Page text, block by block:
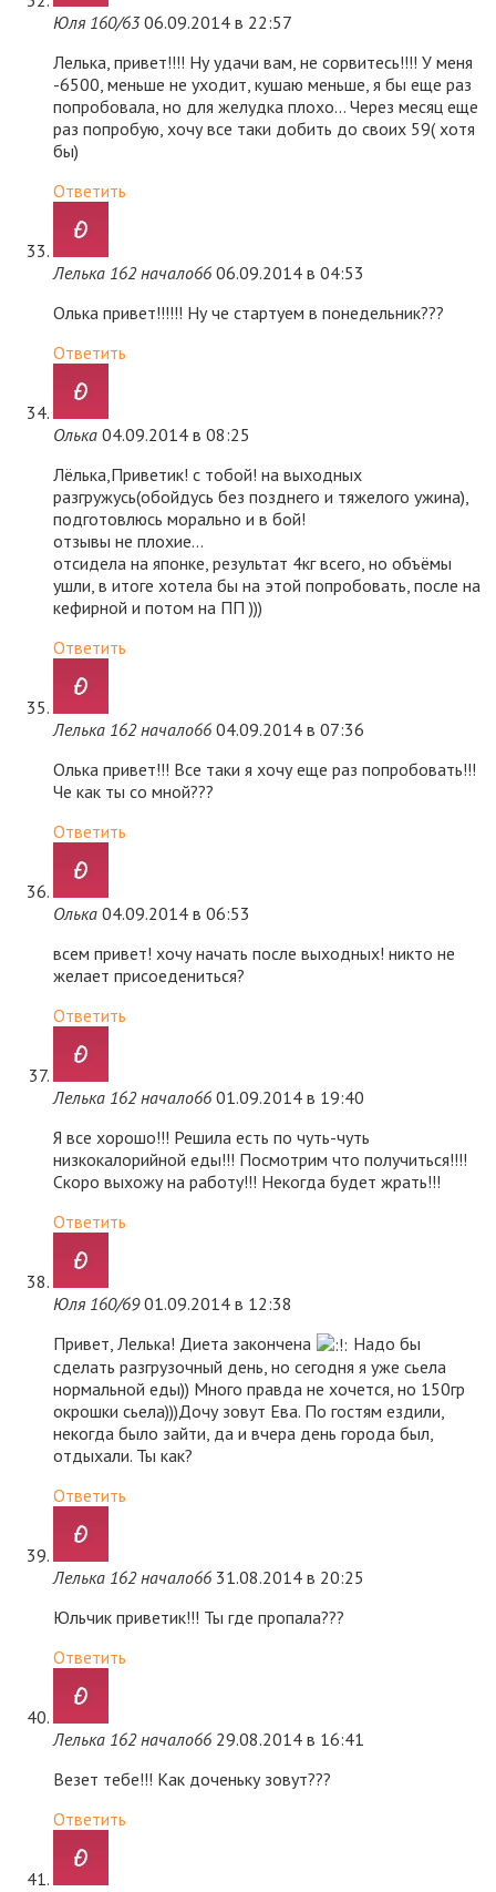
Юля 160/63 06.09.2014 в 22:57
Лелька, привет!!!! Ну удачи вам, не сорвитесь!!!! У меня
-6500, меньше не уходит, кушаю меньше, я бы еще раз
попробовала, но для желудка плохо… Через месяц еще
раз попробую, хочу все таки добить до своих 59( хотя
бы)
Ответить
Лелька 162 начало66 06.09.2014 в 04:53
Олька привет!!!!!! Ну че стартуем в понедельник???
Ответить
Олька 04.09.2014 в 08:25
Лёлька,Приветик! с тобой! на выходных
разгружусь(обойдусь без позднего и тяжелого ужина),
подготовлюсь морально и в бой!
отзывы не плохие…
отсидела на японке, результат 4кг всего, но объёмы
ушли, в итоге хотела бы на этой попробовать, после на
кефирной и потом на ПП )))
Ответить
Лелька 162 начало66 04.09.2014 в 07:36
Олька привет!!! Все таки я хочу еще раз попробовать!!!
Че как ты со мной???
Ответить
Олька 04.09.2014 в 06:53
всем привет! хочу начать после выходных! никто не
желает присоедениться?
Ответить
Лелька 162 начало66 01.09.2014 в 19:40
Я все хорошо!!! Решила есть по чуть-чуть
низкокалорийной еды!!! Посмотрим что получиться!!!!
Скоро выхожу на работу!!! Некогда будет жрать!!!
Ответить
Юля 160/69 01.09.2014 в 12:38
Привет, Лелька! Диета закончена
Надо бы
сделать разгрузочный день, но сегодня я уже сьела
нормальной еды)) Много правда не хочется, но 150гр
окрошки сьела)))Дочу зовут Ева. По гостям ездили,
некогда было зайти, да и вчера день города был,
отдыхали. Ты как?
Ответить
Лелька 162 начало66 31.08.2014 в 20:25
Юльчик приветик!!! Ты где пропала???
Ответить
Лелька 162 начало66 29.08.2014 в 16:41
Везет тебе!!! Как доченьку зовут???
Ответить